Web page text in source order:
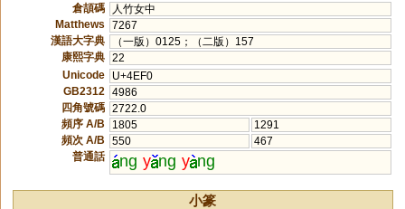
倉頡碼
人竹女中
Matthews
7267
漢語大字典
（一版）0125；（二版）157
康熙字典 22
Unicode
U+4EF0
GB2312
4986
四角號碼 2722.0
頻序 A/B
1805
1291
頻次 A/B
550
467
普通話
ng y ng y ng
小篆